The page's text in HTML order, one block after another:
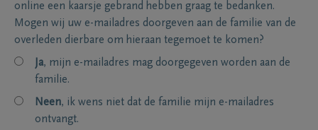
online een kaarsje gebrand hebben graag te bedanken.
Mogen wij uw e-mailadres doorgeven aan de familie van de
overleden dierbare om hieraan tegemoet te komen?
Ja, mijn e-mailadres mag doorgegeven worden aan de
familie.
Neen, ik wens niet dat de familie mijn e-mailadres
ontvangt.